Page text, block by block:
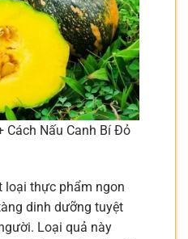
Cách Nấu Canh Bí Đỏ
loại thực phẩm ngon
dinh dưỡng tuyệt
Loại quả này